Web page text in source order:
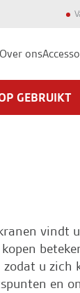
Over ons
GEBRUIKT
vindt
u zich
en